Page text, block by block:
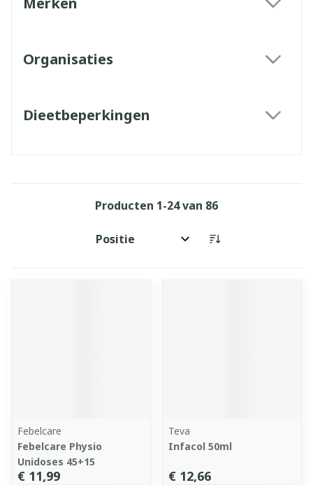
Organisaties
Dieetbeperkingen
Producten 1-24van 86
Sorteer op:
Febelcare
Febelcare Physio
Unidoses 45+15
€ 11,99
Teva
Infacol 50ml
€ 12,66